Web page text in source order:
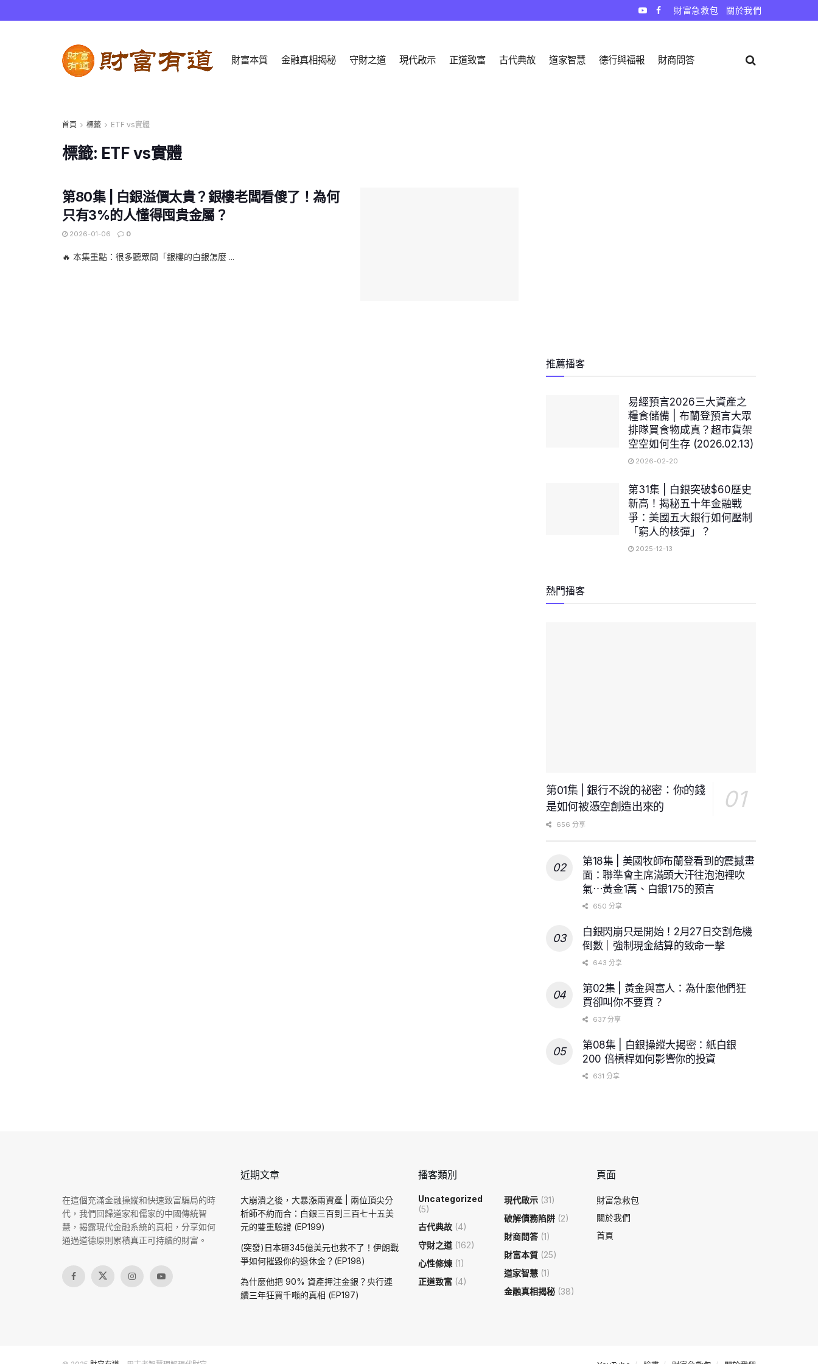
財富急救包 關於我們
財富本質 金融真相揭秘 守財之道 現代啟示 正道致富 古代典故 道家智慧 德行與福報 財商問答
首頁 標籤 ETF vs實體
標籤: ETF vs實體
第80集 | 白銀溢價太貴？銀樓老闆看傻了！為何
只有3%的人懂得囤貴金屬？
2026-01-06 0
🔥 本集重點：很多聽眾問「銀樓的白銀怎麼 ...
推薦播客
易經預言2026三大資產之
糧食儲備 | 布蘭登預言大眾
排隊買食物成真？超市貨架
空空如何生存 (2026.02.13)
2026-02-20
第31集 | 白銀突破$60歷史
新高！揭秘五十年金融戰
爭：美國五大銀行如何壓制
「窮人的核彈」？
2025-12-13
熱門播客
第01集 | 銀行不說的祕密：你的錢
是如何被憑空創造出來的
656 分享
第18集 | 美國牧師布蘭登看到的震撼畫
面：聯準會主席滿頭大汗往泡泡裡吹
氣⋯黃金1萬、白銀175的預言
650 分享
白銀閃崩只是開始！2月27日交割危機
倒數｜強制現金結算的致命一擊
643 分享
第02集 | 黃金與富人：為什麼他們狂
買卻叫你不要買？
637 分享
第08集 | 白銀操縱大揭密：紙白銀
200 倍槓桿如何影響你的投資
631 分享
在這個充滿金融操縱和快速致富騙局的時
代，我們回歸道家和儒家的中國傳統智
慧，揭露現代金融系統的真相，分享如何
通過道德原則累積真正可持續的財富。
近期文章
大崩潰之後，大暴漲兩資產 | 兩位頂尖分
析師不約而合：白銀三百到三百七十五美
元的雙重驗證 (EP199)
(突發)日本砸345億美元也救不了！伊朗戰
爭如何摧毀你的退休金？(EP198)
為什麼他把 90% 資產押注金銀？央行連
續三年狂買千噸的真相 (EP197)
播客類別
Uncategorized
(5)
古代典故 (4)
守財之道 (162)
心性修煉 (1)
正道致富 (4)
現代啟示 (31)
破解債務陷阱 (2)
財商問答(1)
財富本質 (25)
道家智慧 (1)
金融真相揭秘 (38)
頁面
財富急救包
關於我們
首頁